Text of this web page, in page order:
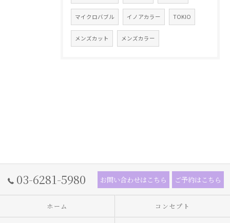
マイクロバブル イノアカラー TOKIO
メンズカット メンズカラー
03-6281-5980 お問い合わせはこちら ご予約はこちら
ホーム コンセプト